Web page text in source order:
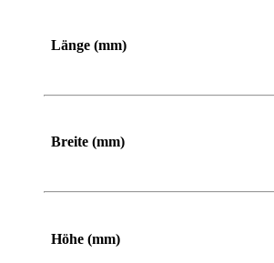
Länge (mm)
Von Bis
Breite (mm)
Von Bis
Höhe (mm)